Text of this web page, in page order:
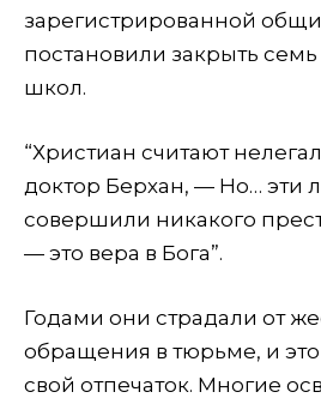
зарегистрированной
постановили закрыть
школ.
“Христиан считают
доктор Берхан, — Но… эти
совершили никакого
— это вера в Бога”.
Годами они страдали от
обращения в тюрьме, и
свой отпечаток. Многие